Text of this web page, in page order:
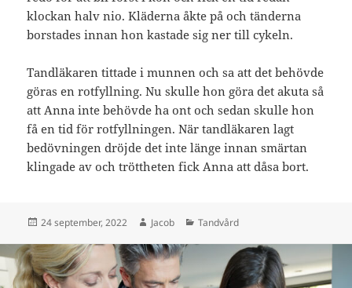
klockan halv nio. Kläderna åkte på och tänderna
borstades innan hon kastade sig ner till cykeln.
Tandläkaren tittade i munnen och sa att det behövde
göras en rotfyllning. Nu skulle hon göra det akuta så
att Anna inte behövde ha ont och sedan skulle hon
få en tid för rotfyllningen. När tandläkaren lagt
bedövningen dröjde det inte länge innan smärtan
klingade av och tröttheten fick Anna att dåsa bort.
Postat
24 september, 2022 Författare
Jacob Kategorier
Tandvård